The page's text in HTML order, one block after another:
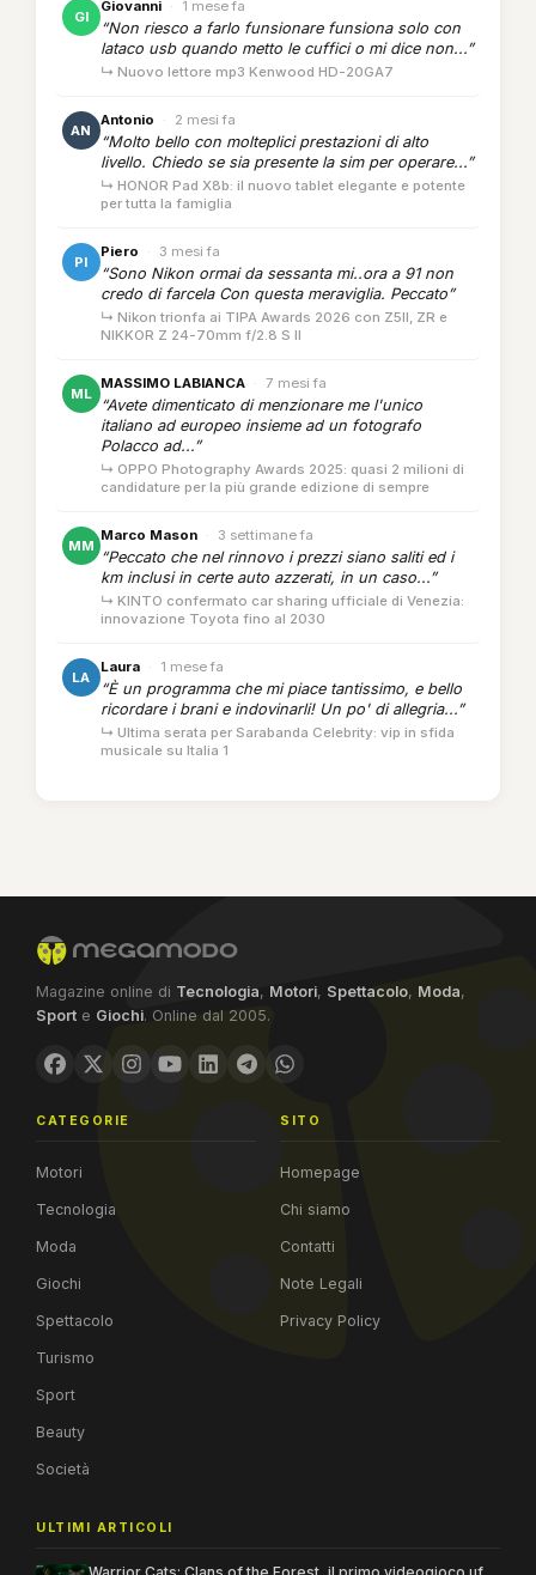
GI
Giovanni · 1 mese fa
“Non riesco a farlo funsionare funsiona solo con
lataco usb quando metto le cuffici o mi dice non...”
↳ Nuovo lettore mp3 Kenwood HD-20GA7
AN
Antonio · 2 mesi fa
“Molto bello con molteplici prestazioni di alto
livello. Chiedo se sia presente la sim per operare...”
↳ HONOR Pad X8b: il nuovo tablet elegante e potente
per tutta la famiglia
PI
Piero · 3 mesi fa
“Sono Nikon ormai da sessanta mi..ora a 91 non
credo di farcela Con questa meraviglia. Peccato”
↳ Nikon trionfa ai TIPA Awards 2026 con Z5II, ZR e
NIKKOR Z 24-70mm f/2.8 S II
ML
MASSIMO LABIANCA · 7 mesi fa
“Avete dimenticato di menzionare me l'unico
italiano ad europeo insieme ad un fotografo
Polacco ad...”
↳ OPPO Photography Awards 2025: quasi 2 milioni di
candidature per la più grande edizione di sempre
MM
Marco Mason · 3 settimane fa
“Peccato che nel rinnovo i prezzi siano saliti ed i
km inclusi in certe auto azzerati, in un caso...”
↳ KINTO confermato car sharing ufficiale di Venezia:
innovazione Toyota fino al 2030
LA
Laura · 1 mese fa
“È un programma che mi piace tantissimo, e bello
ricordare i brani e indovinarli! Un po' di allegria...”
↳ Ultima serata per Sarabanda Celebrity: vip in sfida
musicale su Italia 1
Magazine online di Tecnologia, Motori, Spettacolo, Moda,
Sport e Giochi. Online dal 2005.
CATEGORIE
Motori
Tecnologia
Moda
Giochi
Spettacolo
Turismo
Sport
Beauty
Società
SITO
Homepage
Chi siamo
Contatti
Note Legali
Privacy Policy
ULTIMI ARTICOLI